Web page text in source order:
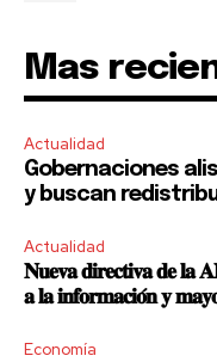
Mas
Actualidad
Gobernaciones
y buscan
Actualidad
𝐍𝐮𝐞𝐯𝐚 𝐝𝐢𝐫𝐞𝐜𝐭𝐢𝐯𝐚 𝐝𝐞 𝐥𝐚
𝐚 𝐥𝐚 𝐢𝐧𝐟𝐨𝐫𝐦𝐚𝐜𝐢𝐨́𝐧 𝐲
Economía